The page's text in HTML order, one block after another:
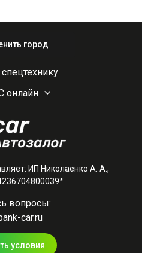
город
онлайн
ИП Николаенко А. А.,
вопросы:
car.ru
условия